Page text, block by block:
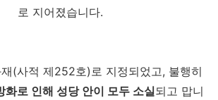
로 지어졌습니다.
(사적 제252호)로 지정되었고, 불행히
로 인해 성당 안이 모두 소실되고 맙니